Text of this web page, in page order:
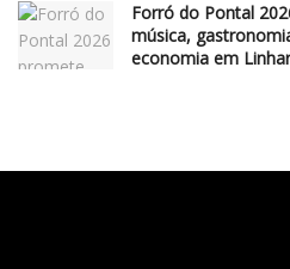
Forró do Pontal
música,
economia em